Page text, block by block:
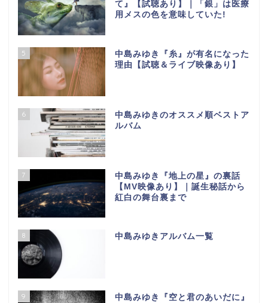
て』【試聴あり】｜「銀」は医療
用メスの色を意味していた!
5
中島みゆき『糸』が有名になった
理由【試聴＆ライブ映像あり】
6
中島みゆきのオススメ順ベストア
ルバム
7
中島みゆき『地上の星』の裏話
【МV映像あり】｜誕生秘話から
紅白の舞台裏まで
8 中島みゆきアルバム一覧
9
中島みゆき『空と君のあいだに』